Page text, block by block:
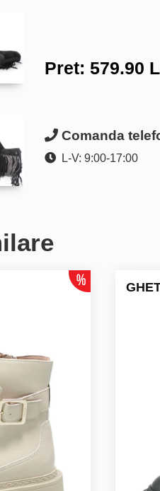
Pret: 579.90
Comanda
L-V: 9:00-17:00